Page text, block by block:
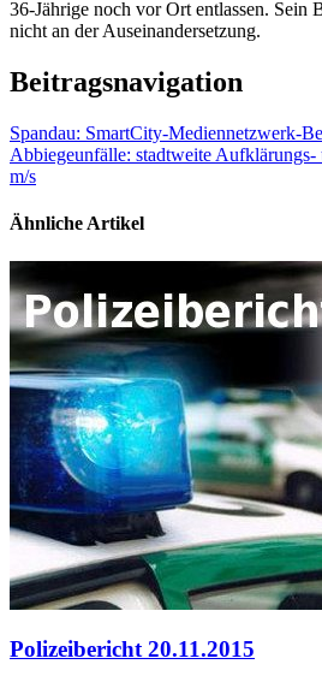
36-Jährige noch vor Ort entlassen. Sein
nicht an der Auseinandersetzung.
Beitragsnavigation
Spandau: SmartCity-Mediennetzwerk-
Abbiegeunfälle: stadtweite
m/s
Ähnliche Artikel
Polizeibericht 20.11.2015